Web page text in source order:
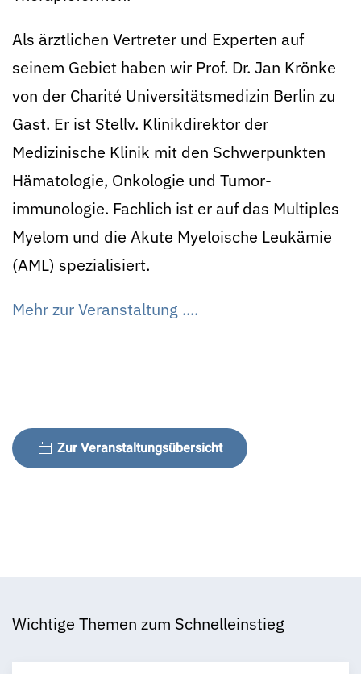
Als ärztlichen Vertreter und Experten auf
seinem Gebiet haben wir Prof. Dr. Jan Krönke
von der Charité Universitäts­medizin Berlin zu
Gast. Er ist Stellv. Klinikdirektor der
Medizinische Klinik mit den Schwer­punkten
Hämatologie, Onkologie und Tumor­
immunologie. Fachlich ist er auf das Multiples
Myelom und die Akute Myeloische Leukämie
(AML) spezialisiert.
Mehr zur Veranstaltung ....
Zur Veranstaltungsübersicht
Wichtige Themen zum Schnelleinstieg